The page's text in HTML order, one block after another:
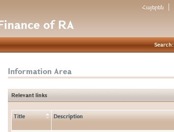
of RA
Հայերեն
Search:
Information Area
Relevant links
Title Description